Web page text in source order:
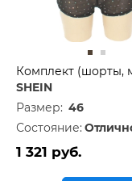
Комплект (шорты,
SHEIN
Размер: 46
Состояние:
1 321 руб.